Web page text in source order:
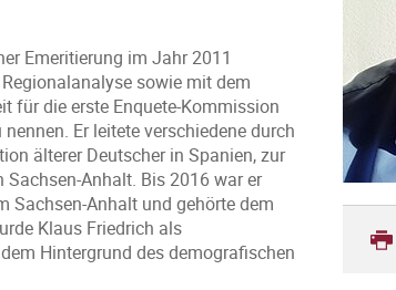
Emeritierung im Jahr 2011
sowie mit dem
für die erste Enquete-Kommission
Er leitete verschiedene durch
älterer Deutscher in Spanien, zur
Anhalt. Bis 2016 war er
Sachsen-Anhalt und gehörte dem
Klaus Friedrich als
Hintergrund des demografischen